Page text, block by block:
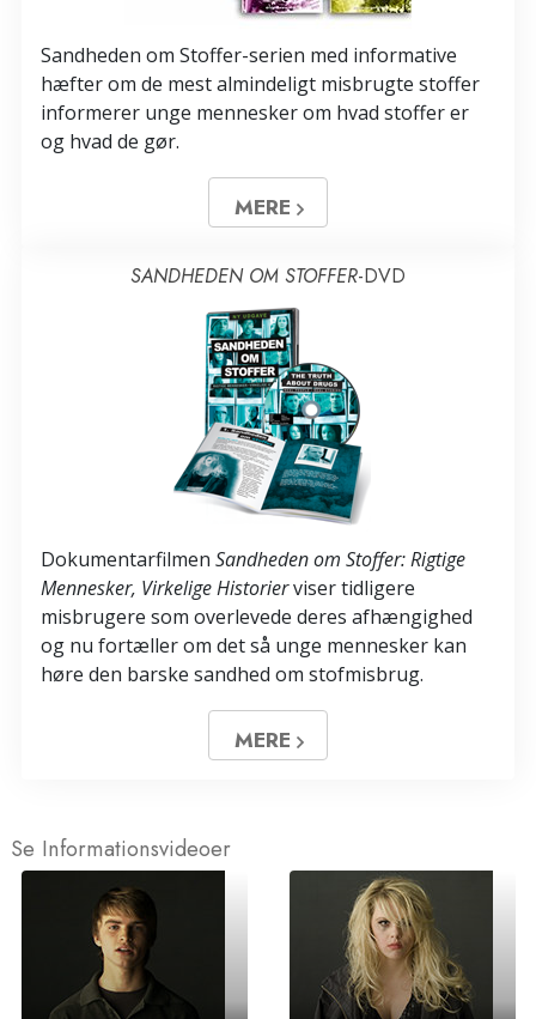
Sandheden om Stoffer-serien med informative
hæfter om de mest almindeligt misbrugte stoffer
informerer unge mennesker om hvad stoffer er
og hvad de gør.
MERE
SANDHEDEN OM STOFFER-DVD
Dokumentarfilmen Sandheden om Stoffer: Rigtige
Mennesker, Virkelige Historierviser tidligere
misbrugere som overlevede deres afhængighed
og nu fortæller om det så unge mennesker kan
høre den barske sandhed om stofmisbrug.
MERE
Se Informationsvideoer